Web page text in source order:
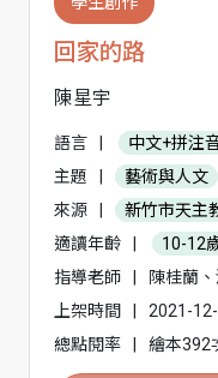
回家的路
陳星宇
語言 中文+拼注
主題
藝術與人文
來源
新竹市天主
適讀年齡
10-12
指導老師
陳桂蘭
上架時間
2021-
總點閱率
繪本392